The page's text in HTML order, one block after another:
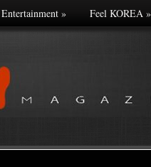
Entertainment» Feel KOREA»